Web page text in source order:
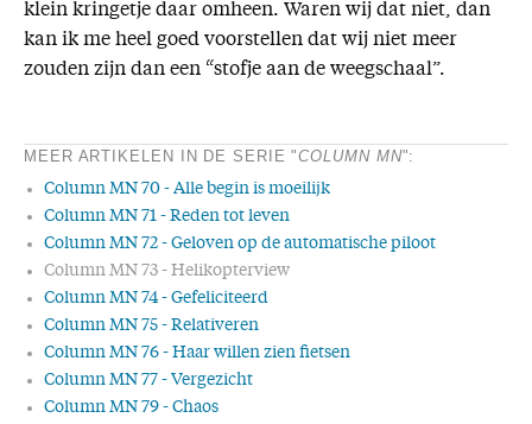
klein kringetje daar omheen. Waren wij dat niet, dan
kan ik me heel goed voorstellen dat wij niet meer
zouden zijn dan een “stofje aan de weegschaal”.
MEER ARTIKELEN IN DE SERIE "COLUMN MN":
Column MN 70 - Alle begin is moeilijk
Column MN 71 - Reden tot leven
Column MN 72 - Geloven op de automatische piloot
Column MN 73 - Helikopterview
Column MN 74 - Gefeliciteerd
Column MN 75 - Relativeren
Column MN 76 - Haar willen zien fietsen
Column MN 77 - Vergezicht
Column MN 79 - Chaos